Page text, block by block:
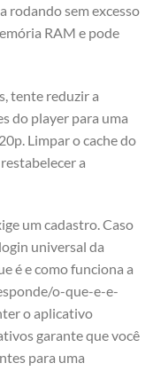
rodando sem excesso
RAM e pode
tente reduzir a
do player para uma
Limpar o cache do
a
um cadastro. Caso
universal da
é e como funciona a
o-que-e-e-
o aplicativo
garante que você
para uma